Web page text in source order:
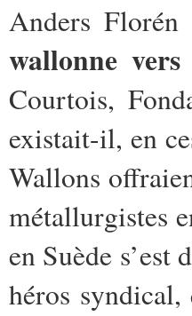
Anders Florén
wallonne
Courtois,
existait-il, en
Wallons
métallurgistes
en Suède
héros